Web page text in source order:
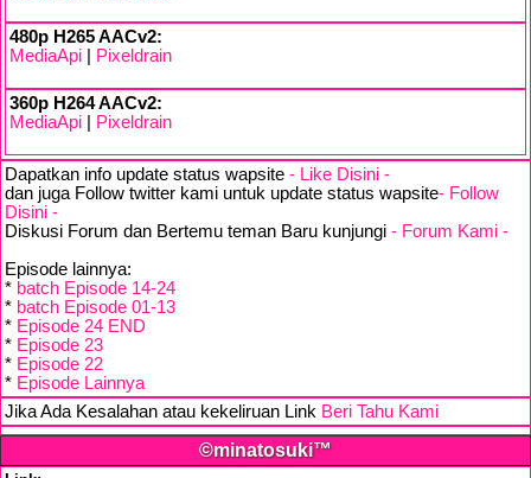
480p H265 AACv2:
MediaApi
Pixeldrain
360p H264 AACv2:
MediaApi
Pixeldrain
Dapatkan info update status wapsite - Like Disini -
dan juga Follow twitter kami untuk update status wapsite- Follow
Disini -
Diskusi Forum dan Bertemu teman Baru kunjungi - Forum Kami -
Episode lainnya:
* batch Episode 14-24
* batch Episode 01-13
* Episode 24 END
* Episode 23
* Episode 22
* Episode Lainnya
Jika Ada Kesalahan atau kekeliruan Link Beri Tahu Kami
©minatosuki™